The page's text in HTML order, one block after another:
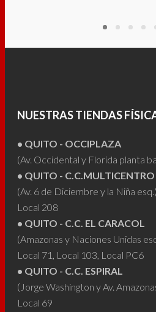
la
página
NUESTRAS TIENDAS
• QUITO - OCCIPLAZA
(Av. Occidental y Florida planta
• QUITO -
(Av. 6 de Diciembre y la Niña esq.)
Local 208
• QUITO - C.C. EL CARACOL
(Amazonas y Naciones Unidas
Local 71, Local 103, Local PC6
• QUITO - C.C. ESPIRAL
(Jorge Washington y Av.
Local 69